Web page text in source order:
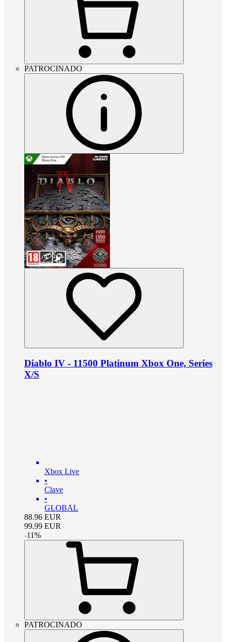
PATROCINADO
Diablo IV - 11500 Platinum Xbox One, Series
X/S
Xbox Live
•
Clave
•
GLOBAL
88.96 EUR
99.99 EUR
-11%
PATROCINADO